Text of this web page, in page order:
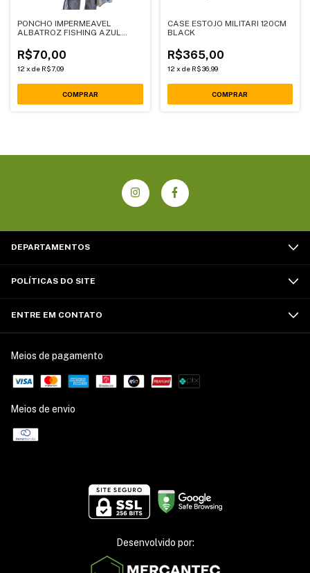
PONCHO IMPERMEAVEL
ALBATROZ FISHING AZUL
R$70,00
12 x de R$7,09
CASE ESTOJO MILITARI 120CM
BLACK
R$365,00
12 x de R$36,99
DEPARTAMENTOS
POLÍTICAS DO SITE
ENTRE EM CONTATO
Meios de pagamento
Meios de envio
Desenvolvido por: